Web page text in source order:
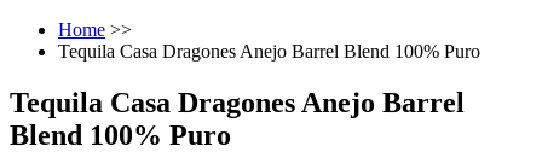
Home >>
Tequila Casa Dragones Anejo Barrel Blend 100% Puro
Tequila Casa Dragones Anejo Barrel
Blend 100% Puro